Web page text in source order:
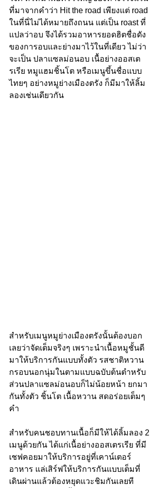
ที่มาจากคำว่า Hit the road เพียงแต่ road
ในที่นี่ไม่ได้หมายถึงถนน แต่เป็น roast ที่
แปลว่าอบ จึงได้รวมอาหารยอดฮิตชื่อดัง
ของการอบและย่างมาไว้ในที่เดียว ไม่ว่า
จะเป็น ปลาแซลม่อนอบ เนื้อย่างออสเต
รเรีย หมูแฮมชิ้นโต หรือเมนูขึ้นชื่อแบบ
ไทยๆ อย่างหมูย่างเมืองตรัง ก็มีมาให้ลิ้ม
ลองเช่นเดียวกัน
สำหรับเมนูหมูย่างเมืองตรังนั้นต้องบอก
เลยว่าจัดเต็มจริงๆ เพราะนำเนื้อหมูชั้นดี
มาให้บริการกันแบบทั้งตัว รสชาติหวาน
กรอบนอกนุ่มในตามแบบฉบับต้นตำหรับ
ส่วนปลาแซลม่อนอบก็ไม่น้อยหน้า ยกมา
กันทั้งตัว ชิ้นโต เนื้อหวาน สดอร่อยเต็มๆ
คำ
สำหรับคนชอบทานเนื้อก็มีให้ได้ลิ้มลอง 2
เมนูด้วยกัน ได้แก่เนื้อย่างออสเตรเรีย ที่มี
เชฟคอยมาให้บริการอยู่ที่เคาน์เตอร์
อาหาร แล่เสิร์ฟให้บริการกันแบบเต็มที่
เดินผ่านแล้วต้องหยุดแวะชิมกันเลยที